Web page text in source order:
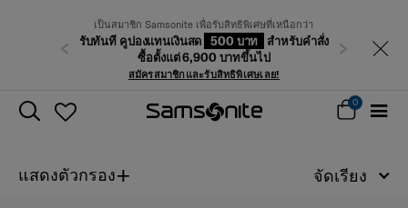
เป็นสมาชิก Samsonite เพื่อรับสิทธิพิเศษที่เหนือกว่า
รับทันที คูปองแทนเงินสด 500 บาท
สำหรับคำสั่ง
ซื้อตั้งแต่ 6,900 บาทขึ้นไป
สมัครสมาชิกและรับสิทธิพิเศษเลย!
ก่อนหน้า ถัดไป
0
แสดงตัวกรอง+ จัดเรียง